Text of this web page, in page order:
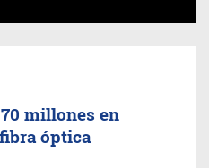
millones en
óptica